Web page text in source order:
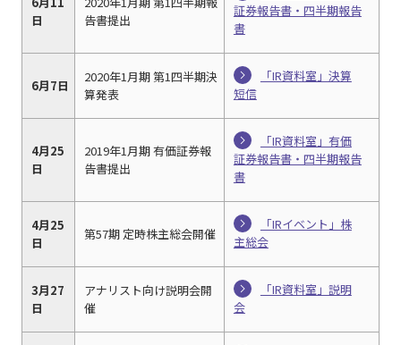
日
告書提出
証券報告書・四半期報告
書
6月7日
2020年1月期 第1四半期決
算発表
「IR資料室」決算
短信
4月25
日
2019年1月期 有価証券報
告書提出
「IR資料室」有価
証券報告書・四半期報告
書
4月25
日
第57期 定時株主総会開催
「IRイベント」株
主総会
3月27
日
アナリスト向け説明会開
催
「IR資料室」説明
会